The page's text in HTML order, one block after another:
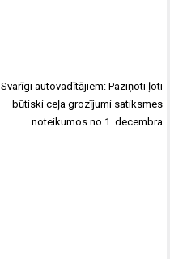
Svarīgi autovadītājiem: Paziņoti ļoti
būtiski ceļa grozījumi satiksmes
noteikumos no 1. decembra